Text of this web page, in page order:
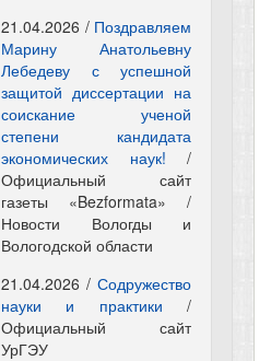
21.04.2026 / Поздравляем
Марину Анатольевну
Лебедеву с успешной
защитой диссертации на
соискание ученой
степени кандидата
экономических наук! /
Официальный сайт
газеты «Bezformata» /
Новости Вологды и
Вологодской области
21.04.2026 / Содружество
науки и практики /
Официальный сайт
УрГЭУ